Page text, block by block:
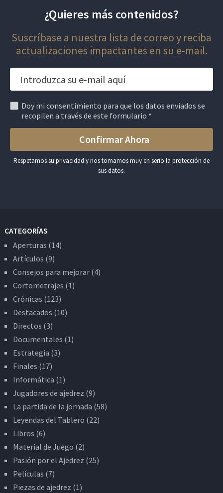
¿Quieres más contenidos?
Suscríbase a nuestra lista de correo y reciba
actualizaciones impactantes en su e-mail.
Doy mi consentimiento para que los datos enviados se
recopilen a través de este formulario *
Respetamos su privacidad y nos tomamos muy en serio la protección de
sus datos.
CATEGORÍAS
Aperturas (14)
Artículos (9)
Consejos para mejorar(4)
Cortometrajes (1)
Crónicas (123)
Destacados (10)
Directos (3)
Documentales (1)
Estrategia (3)
Finales (17)
Informática (1)
Jugadores de ajedrez (9)
La partida de la jornada (58)
Leyendas del Tablero (22)
Libros (6)
Material de Juego (2)
Pasión por el Ajedrez (25)
Películas (7)
Piezas de ajedrez (1)